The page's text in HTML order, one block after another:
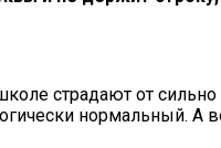
страдают от
нормальный. А